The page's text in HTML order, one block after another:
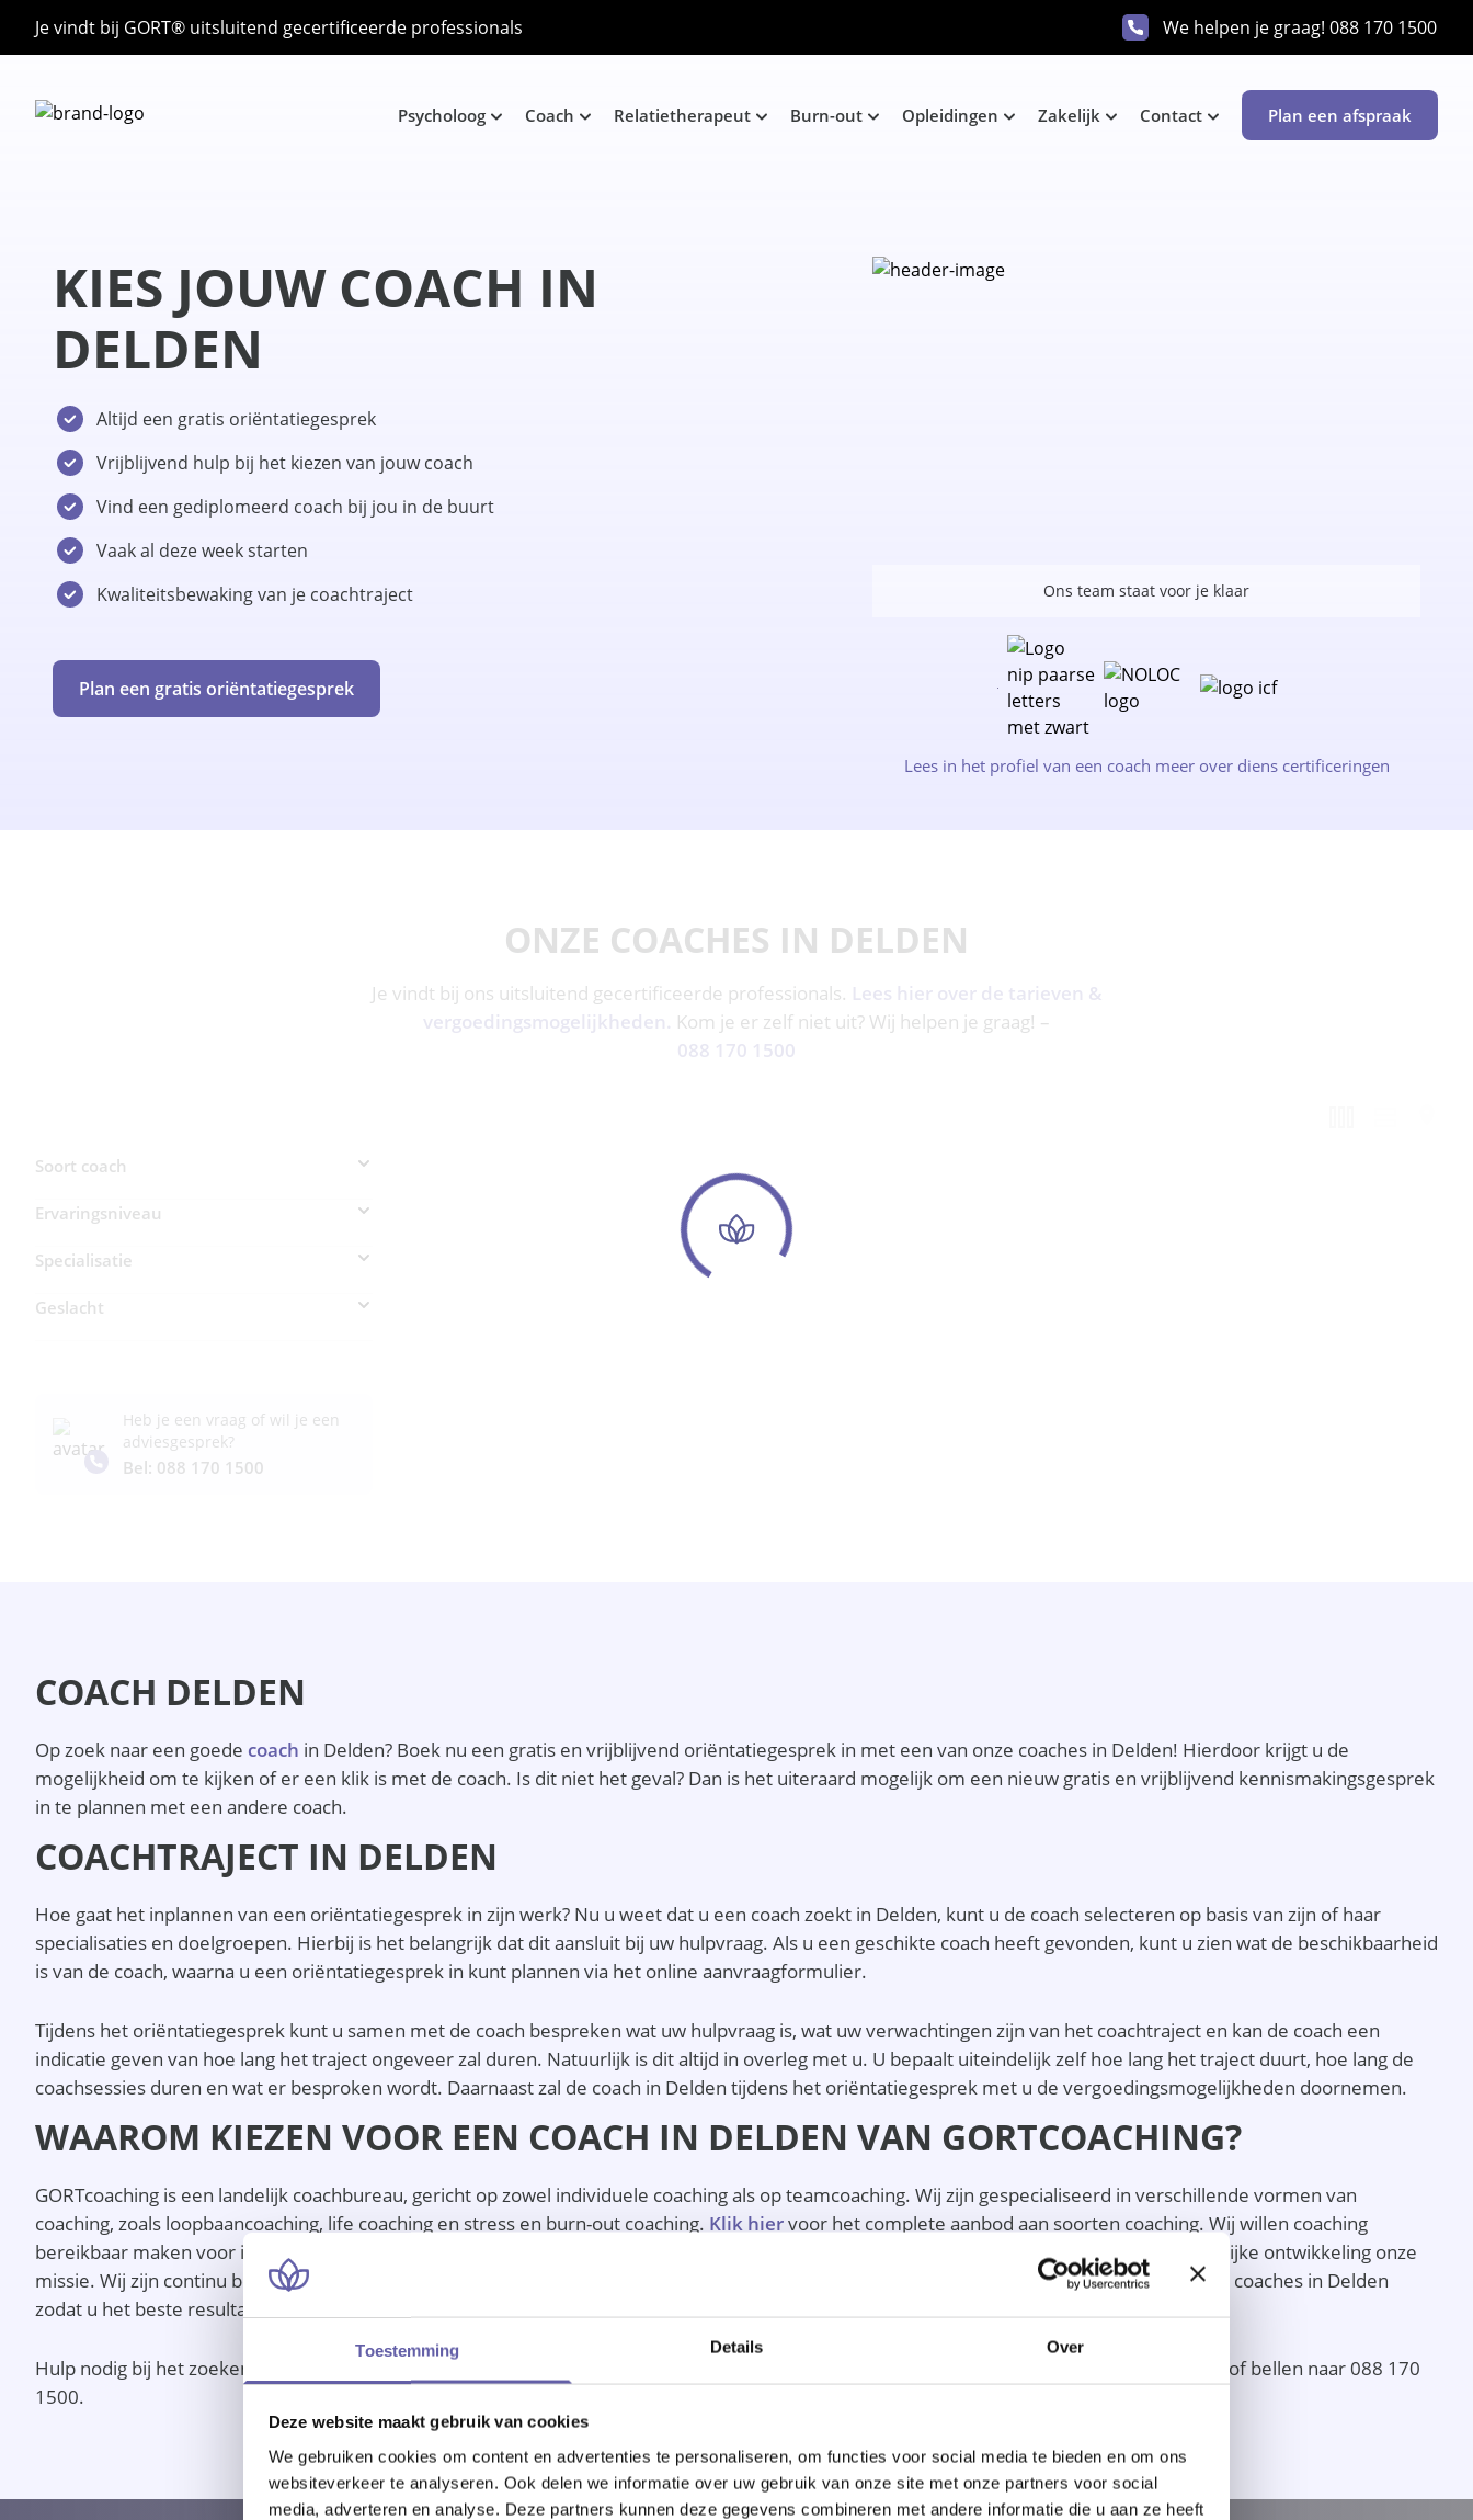
Toestemming Details Over
Deze website maakt gebruik van cookies
We gebruiken cookies om content en advertenties te personaliseren, om functies voor social media te bieden en om ons
websiteverkeer te analyseren. Ook delen we informatie over uw gebruik van onze site met onze partners voor social
media, adverteren en analyse. Deze partners kunnen deze gegevens combineren met andere informatie die u aan ze heeft
Je vindt bij GORT® uitsluitend gecertificeerde professionals We helpen je graag! 088 170 1500
Psycholoog Coach Relatietherapeut Burn-out Opleidingen Zakelijk Contact Plan een afspraak
KIES JOUW COACH IN
DELDEN
Altijd een gratis oriëntatiegesprek
Vrijblijvend hulp bij het kiezen van jouw coach
Vind een gediplomeerd coach bij jou in de buurt
Vaak al deze week starten
Kwaliteitsbewaking van je coachtraject
Plan een gratis oriëntatiegesprek
Ons team staat voor je klaar
Lees in het profiel van een coach meer over diens certificeringen
ONZE COACHES IN DELDEN
Je vindt bij ons uitsluitend gecertificeerde professionals. Lees hier over de tarieven &
vergoedingsmogelijkheden. Kom je er zelf niet uit? Wij helpen je graag! –
088 170 1500
Soort coach
Ervaringsniveau
Specialisatie
Geslacht
Heb je een vraag of wil je een
adviesgesprek?
Bel: 088 170 1500
COACH DELDEN
Op zoek naar een goede coach in Delden? Boek nu een gratis en vrijblijvend oriëntatiegesprek in met een van onze coaches in Delden! Hierdoor krijgt u de
mogelijkheid om te kijken of er een klik is met de coach. Is dit niet het geval? Dan is het uiteraard mogelijk om een nieuw gratis en vrijblijvend kennismakingsgesprek
in te plannen met een andere coach.
COACHTRAJECT IN DELDEN
Hoe gaat het inplannen van een oriëntatiegesprek in zijn werk? Nu u weet dat u een coach zoekt in Delden, kunt u de coach selecteren op basis van zijn of haar
specialisaties en doelgroepen. Hierbij is het belangrijk dat dit aansluit bij uw hulpvraag. Als u een geschikte coach heeft gevonden, kunt u zien wat de beschikbaarheid
is van de coach, waarna u een oriëntatiegesprek in kunt plannen via het online aanvraagformulier.
Tijdens het oriëntatiegesprek kunt u samen met de coach bespreken wat uw hulpvraag is, wat uw verwachtingen zijn van het coachtraject en kan de coach een
indicatie geven van hoe lang het traject ongeveer zal duren. Natuurlijk is dit altijd in overleg met u. U bepaalt uiteindelijk zelf hoe lang het traject duurt, hoe lang de
coachsessies duren en wat er besproken wordt. Daarnaast zal de coach in Delden tijdens het oriëntatiegesprek met u de vergoedingsmogelijkheden doornemen.
WAAROM KIEZEN VOOR EEN COACH IN DELDEN VAN GORTCOACHING?
GORTcoaching is een landelijk coachbureau, gericht op zowel individuele coaching als op teamcoaching. Wij zijn gespecialiseerd in verschillende vormen van
coaching, zoals loopbaancoaching, life coaching en stress en burn-out coaching. Klik hiervoor het complete aanbod aan soorten coaching. Wij willen coaching
bereikbaar maken voor iedereen. Hierbij is het mogelijk maken van waardevolle inzichten die actief bijdragen aan professionele en persoonlijke ontwikkeling onze
missie. Wij zijn continu bezig met het bewaken en verbeteren van de kwaliteit van de coachtrajecten. Wij werken alleen samen met de beste coaches in Delden
zodat u het beste resultaat behaalt.
Hulp nodig bij het zoeken van een coach in Delden, of bij het inplannen van een gratis kennismakingsgesprek? U kunt direct met ons chatten of bellen naar 088 170
1500.